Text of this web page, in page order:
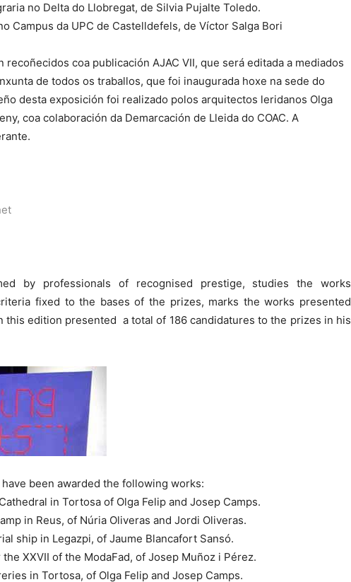
no Delta do Llobregat, de Silvia Pujalte Toledo.
Campus da UPC de Castelldefels, de Víctor Salga Bori
recoñecidos coa publicación AJAC VII, que será editada a mediados
de todos os traballos, que foi inaugurada hoxe na sede do
desta exposición foi realizado polos arquitectos leridanos Olga
coa colaboración da Demarcación de Lleida do COAC. A
by professionals of recognised prestige, studies the works
fixed to the bases of the prizes, marks the works presented
this edition presented a total of 186 candidatures to the prizes in his
been awarded the following works:
in Tortosa of Olga Felip and Josep Camps.
in Reus, of Núria Oliveras and Jordi Oliveras.
ship in Legazpi, of Jaume Blancafort Sansó.
XXVII of the ModaFad, of Josep Muñoz i Pérez.
in Tortosa, of Olga Felip and Josep Camps.